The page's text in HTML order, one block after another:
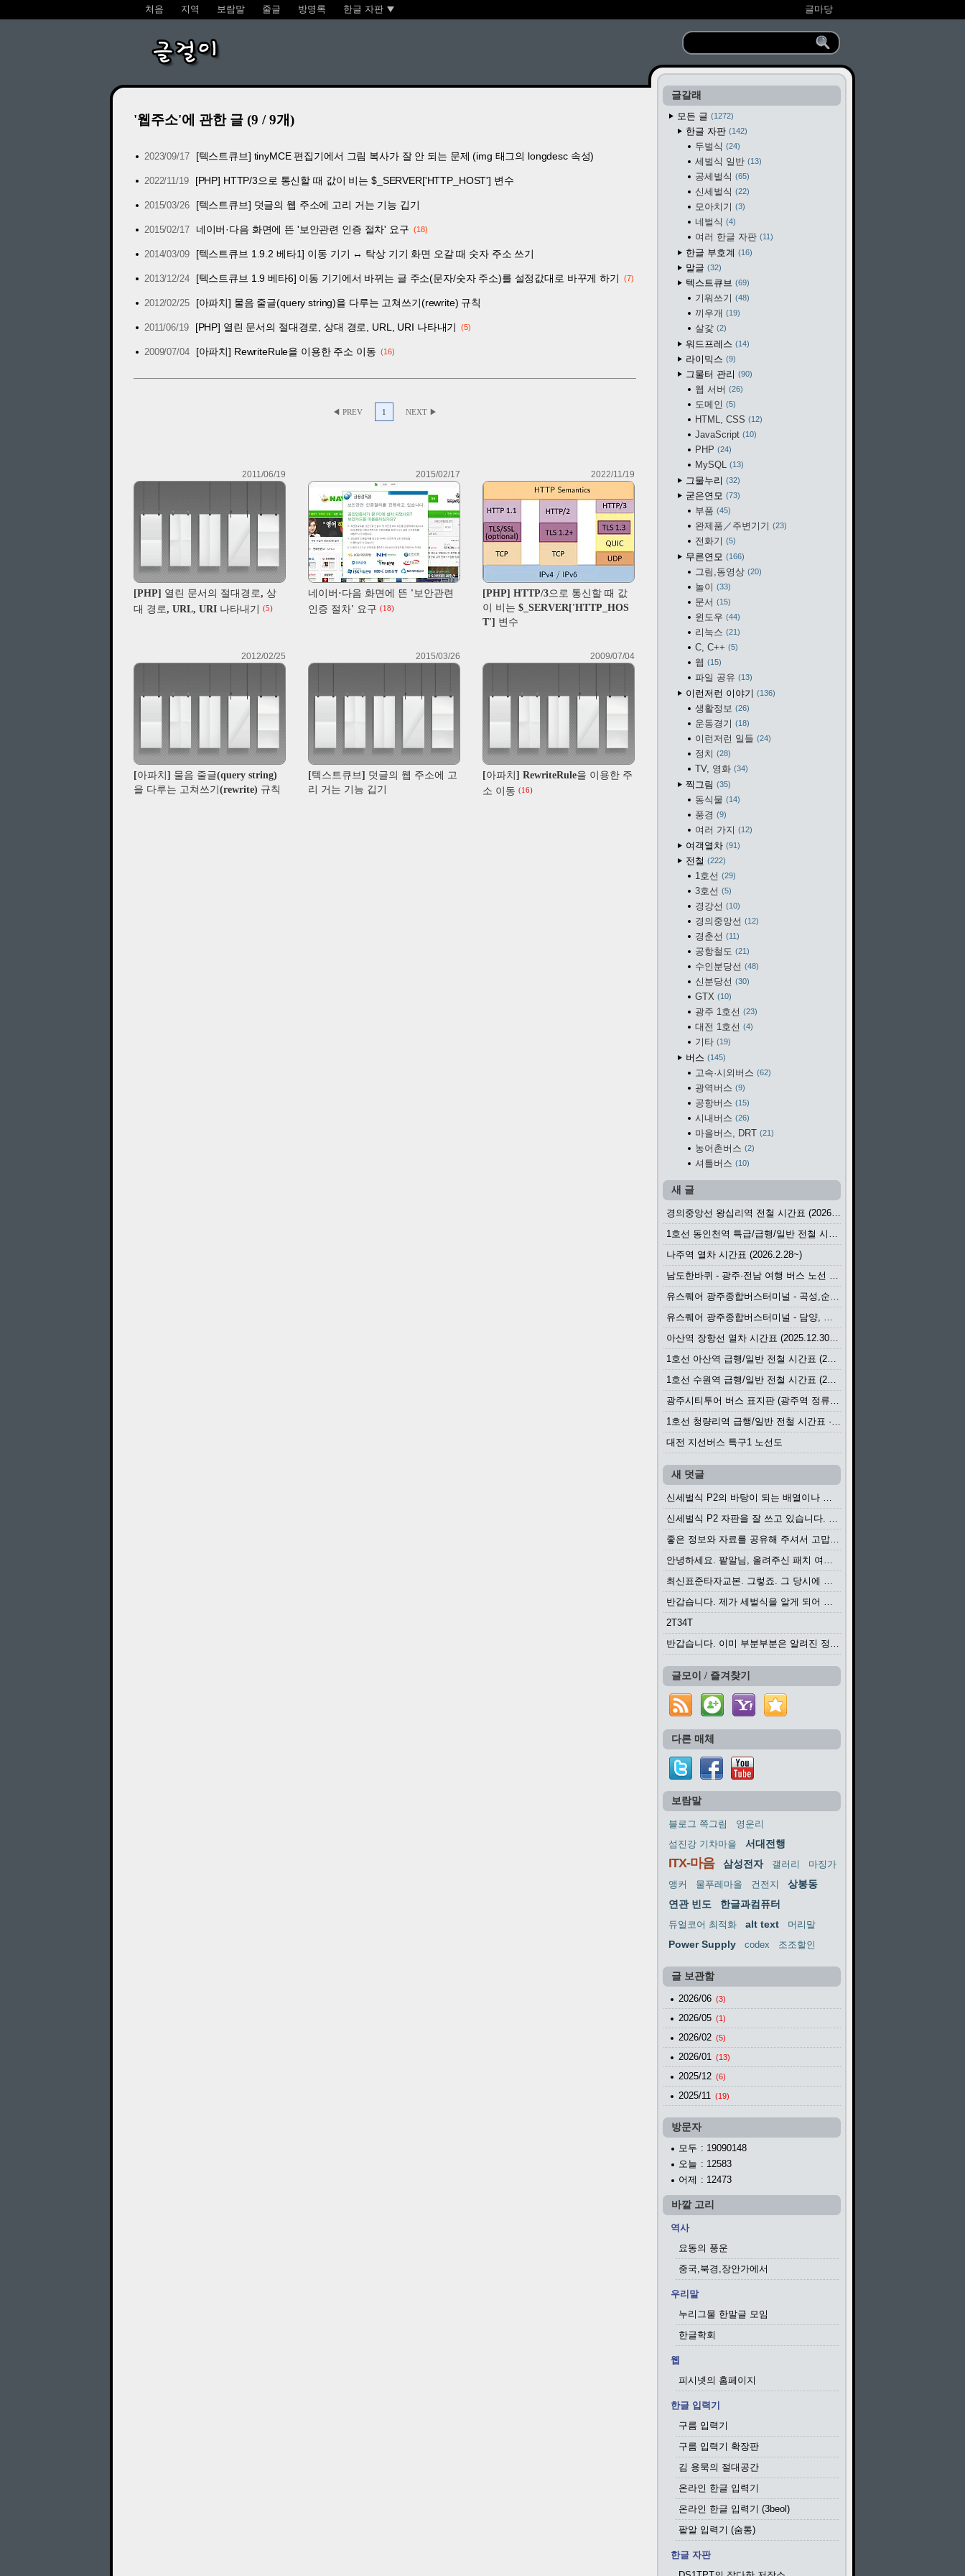
처음 지역 보람말 줄글 방명록 한글 자판 글마당
글걸이
'웹주소'에 관한 글 (9 / 9개)
2023/09/17 [텍스트큐브] tinyMCE 편집기에서 그림 복사가 잘 안 되는 문제 (img 태그의 longdesc 속성)
2022/11/19 [PHP] HTTP/3으로 통신할 때 값이 비는 $_SERVER['HTTP_HOST'] 변수
2015/03/26 [텍스트큐브] 덧글의 웹 주소에 고리 거는 기능 깁기
2015/02/17 네이버·다음 화면에 뜬 '보안관련 인증 절차' 요구 18
2014/03/09 [텍스트큐브 1.9.2 베타1] 이동 기기 ↔ 탁상 기기 화면 오갈 때 숫자 주소 쓰기
2013/12/24 [텍스트큐브 1.9 베타6] 이동 기기에서 바뀌는 글 주소(문자/숫자 주소)를 설정값대로 바꾸게 하기 7
2012/02/25 [아파치] 물음 줄글(query string)을 다루는 고쳐쓰기(rewrite) 규칙
2011/06/19 [PHP] 열린 문서의 절대경로, 상대 경로, URL, URI 나타내기 5
2009/07/04 [아파치] RewriteRule을 이용한 주소 이동 16
◀ PREV 1 NEXT ▶
2011/06/19
[PHP] 열린 문서의 절대경로, 상
대 경로, URL, URI 나타내기 (5)
2015/02/17
네이버·다음 화면에 뜬 '보안관련
인증 절차' 요구 (18)
2022/11/19
[PHP] HTTP/3으로 통신할 때 값
이 비는 $_SERVER['HTTP_HOS
T'] 변수
2012/02/25
[아파치] 물음 줄글(query string)
을 다루는 고쳐쓰기(rewrite) 규칙
2015/03/26
[텍스트큐브] 덧글의 웹 주소에 고
리 거는 기능 깁기
2009/07/04
[아파치] RewriteRule을 이용한 주
소 이동 (16)
글갈래
모든 글
1272
한글 자판 142
두벌식 24
세벌식 일반 13
공세벌식 65
신세벌식 22
모아치기 3
네벌식 4
여러 한글 자판 11
한글 부호계 16
말글 32
텍스트큐브 69
기워쓰기 48
끼우개 19
살갗 2
워드프레스 14
라이믹스 9
그물터 관리 90
웹 서버 26
도메인 5
HTML, CSS 12
JavaScript 10
PHP 24
MySQL 13
그물누리 32
굳은연모 73
부품 45
완제품／주변기기 23
전화기 5
무른연모 166
그림,동영상 20
놀이 33
문서 15
윈도우 44
리눅스 21
C, C++ 5
웹 15
파일 공유 13
이런저런 이야기 136
생활정보 26
운동경기 18
이런저런 일들 24
정치 28
TV, 영화 34
찍그림 35
동식물 14
풍경 9
여러 가지 12
여객열차 91
전철 222
1호선 29
3호선 5
경강선 10
경의중앙선 12
경춘선 11
공항철도 21
수인분당선 48
신분당선 30
GTX 10
광주 1호선 23
대전 1호선 4
기타 19
버스 145
고속·시외버스 62
광역버스 9
공항버스 15
시내버스 26
마을버스, DRT 21
농어촌버스 2
셔틀버스 10
새 글
경의중앙선 왕십리역 전철 시간표 (2026.4.20~)
1호선 동인천역 특급/급행/일반 전철 시간표 (2026.2.28~)
나주역 열차 시간표 (2026.2.28~)
남도한바퀴 - 광주·전남 여행 버스 노선 (2026.3.1~5.31)
유스퀘어 광주종합버스터미널 - 곡성,순천／화순,보성,율포 방면 시외버스 시간표 (2026.1.31)
유스퀘어 광주종합버스터미널 - 담양, 순창, 남원, 무주, 장수, 거창, 대구 방면 시외버스 시간표 (2026...
아산역 장항선 열차 시간표 (2025.12.30 기준) (무궁화호, ITX-마음, 새마을호, 서해금빛열차)
1호선 아산역 급행/일반 전철 시간표 (2025.12.30~)
1호선 수원역 급행/일반 전철 시간표 (2025.12.30~)
광주시티투어 버스 표지판 (광주역 정류장) (2024?)
1호선 청량리역 급행/일반 전철 시간표 · 노선도 (2025.12.30~)
대전 지선버스 특구1 노선도
새 덧글
신세벌식 P2의 바탕이 되는 배열이나 주요 기능...
신세벌식 P2 자판을 잘 쓰고 있습니다. 쓰기 편리...
좋은 정보와 자료를 공유해 주셔서 고맙습니다....
안녕하세요. 팥알님, 올려주신 패치 여러모로 감사...
최신표준타자교본. 그렇죠. 그 당시에 최신 표준...
반갑습니다. 제가 세벌식을 알게 되어 세벌식 써...
2T34T
반갑습니다. 이미 부분부분은 알려진 정보들이...
글모이 / 즐겨찾기
다른 매체
보람말
블로그 쪽그림
영운리
섬진강 기차마을
서대전행
ITX-마음 삼성전자 갤러리
마징가
앵커
물푸레마을 건전지
상봉동
연관 빈도
한글과컴퓨터
듀얼코어 최적화 alt text 머리말
Power Supply codex 조조할인
글 보관함
2026/06 (3)
2026/05 (1)
2026/02 (5)
2026/01 (13)
2025/12 (6)
2025/11 (19)
방문자
모두 : 19090148
오늘 : 12583
어제 : 12473
바깥 고리
역사
요동의 풍운
중국,북경,장안가에서
우리말
누리그물 한말글 모임
한글학회
웹
피시넷의 홈페이지
한글 입력기
구름 입력기
구름 입력기 확장판
김 용묵의 절대공간
온라인 한글 입력기
온라인 한글 입력기 (3beol)
팥알 입력기 (숨통)
한글 자판